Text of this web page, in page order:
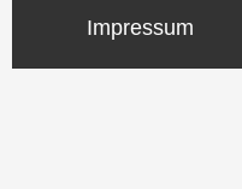
Impressum